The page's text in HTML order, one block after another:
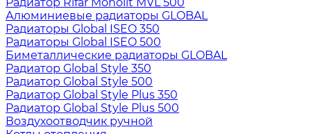
Алюминиевые радиаторы GLOBAL
Радиаторы Global ISEO 350
Радиаторы Global ISEO 500
Биметаллические радиаторы GLOBAL
Радиатор Global Style 350
Радиатор Global Style 500
Радиатор Global Style Plus 350
Радиатор Global Style Plus 500
Воздухоотводчик ручной